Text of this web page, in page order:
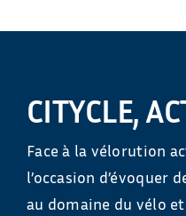
CITYCLE,
Face à la vélorution
l’occasion d’évoquer
au domaine du vélo